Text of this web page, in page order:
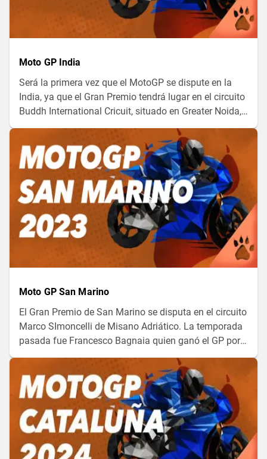
Moto GP India
Será la primera vez que el MotoGP se dispute en la
India, ya que el Gran Premio tendrá lugar en el circuito
Buddh International Cricuit, situado en Greater Noida,
Moto GP San Marino
El Gran Premio de San Marino se disputa en el circuito
Marco SImoncelli de Misano Adriático. La temporada
pasada fue Francesco Bagnaia quien ganó el GP por